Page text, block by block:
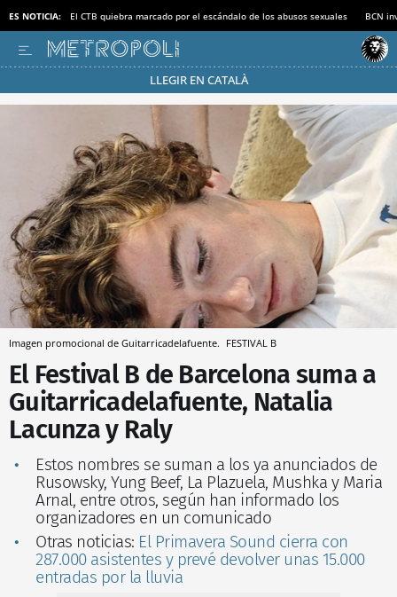
ES NOTICIA: El CTB quiebra marcado por el escándalo de los abusos sexuales BCN
LLEGIR EN CATALÀ
Pásate al MODO AHORRO
Imagen promocional de Guitarricadelafuente. FESTIVAL B
El Festival B de Barcelona suma a
Guitarricadelafuente, Natalia
Lacunza y Raly
Estos nombres se suman a los ya anunciados de
Rusowsky, Yung Beef, La Plazuela, Mushka y Maria
Arnal, entre otros, según han informado los
organizadores en un comunicado
Otras noticias: El Primavera Sound cierra con
287.000 asistentes y prevé devolver unas 15.000
entradas por la lluvia